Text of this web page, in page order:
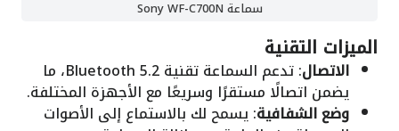
سماعة Sony WF-C700N
الميزات التقنية
الاتصال : تدعم السماعة تقنية Bluetooth 5.2، ما
يضمن اتصالًا مستقرًا وسريعًا مع الأجهزة المختلفة.
وضع الشفافية: يسمح لك بالاستماع إلى الأصوات